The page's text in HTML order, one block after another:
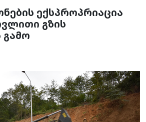
ექსპროპრიაცია
გზის
გამო